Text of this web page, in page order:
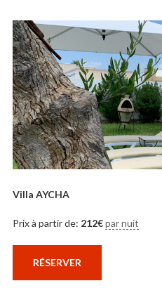
Villa AYCHA
Prix à partir de: 212€ par nuit
RÉSERVER